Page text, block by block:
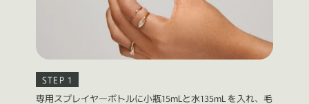
STEP 1
専用スプレイヤーボトルに小瓶15mLと水135mL を入れ、毛